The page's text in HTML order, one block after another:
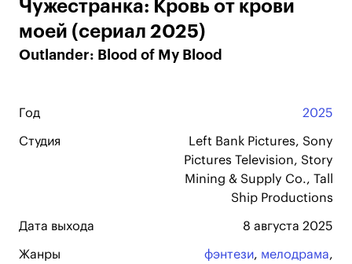
Чужестранка: Кровь от крови
моей (сериал 2025)
Outlander: Blood of My Blood
Год 2025
Студия
Left Bank Pictures, Sony
Pictures Television, Story
Mining & Supply Co., Tall
Ship Productions
Дата выхода 8 августа 2025
Жанры фэнтези, мелодрама,